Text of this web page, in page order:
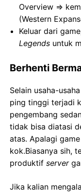
Overview =>
(Western
Keluar dari
Legends untuk
Berhenti
Selain usaha-
ping tinggi terjadi
pengembang
tidak bisa diatasi
atas. Apalagi
kok.Biasanya sih,
produktif server
Jika kalian